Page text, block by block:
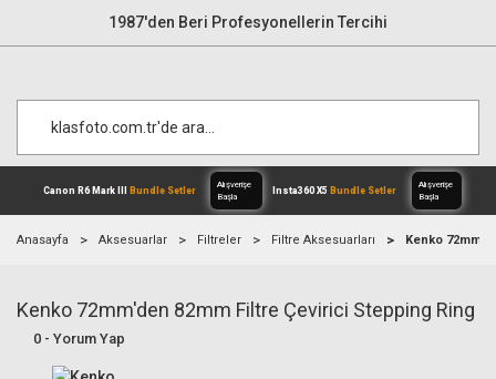
1987'den Beri Profesyonellerin Tercihi
Canon R6 Mark IIIBundle Setler
Alışverişe
Anasayfa Aksesuarlar Filtreler Filtre Aksesuarları Kenko
Kenko 72mm'den 82mm Filtre Çevirici Stepping Ring
0 - Yorum Yap